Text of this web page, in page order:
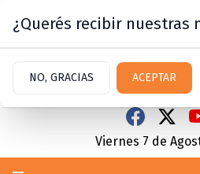
Viernes 7 de
¿Querés recibir nuestras
NO, GRACIAS ACEPTAR